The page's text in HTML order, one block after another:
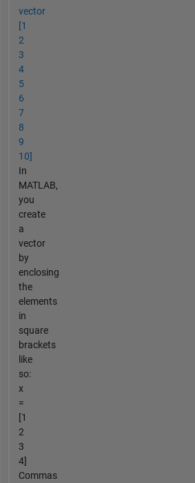
vector
[1
2
3
4
5
6
7
8
9
10]
In
MATLAB,
you
create
a
vector
by
enclosing
the
elements
in
square
brackets
like
so:
x
=
[1
2
3
4]
Commas